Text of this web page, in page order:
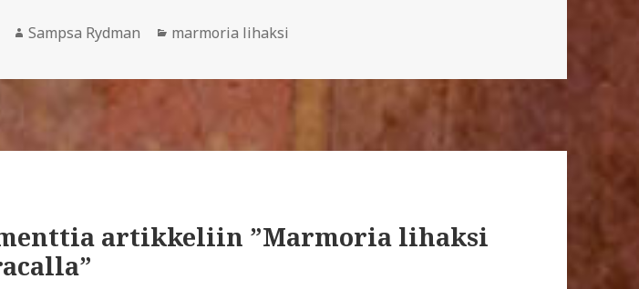
Kirjoittaja
Sampsa Rydman Kategoriat
marmoria lihaksi
artikkeliin ”Marmoria lihaksi